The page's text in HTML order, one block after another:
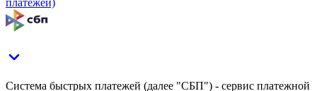
платежей)
Система быстрых платежей (далее "СБП") - сервис платежной